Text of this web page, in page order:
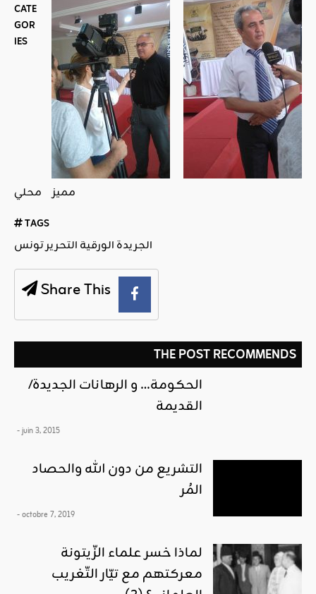
CATE
GOR
IES
محلي مميز
TAGS
الجريدة الورقية التحرير تونس
Share This
THE POST RECOMMENDS
الحكومة… و الرهانات الجديدة/
القديمة
- juin 3, 2015
التشريع من دون الله والحصاد
المُر
- octobre 7, 2019
لماذا خسر علماء الزّيتونة
معركتهم مع تيّار التّغريب